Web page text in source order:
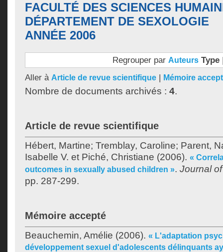
FACULTÉ DES SCIENCES
DÉPARTEMENT DE SEXOLOGIE
ANNÉE 2006
Regrouper par Auteurs Type
Aller à Article de revue scientifique | Mémoire
Nombre de documents archivés : 4.
Article de revue scientifique
Hébert, Martine; Tremblay, Caroline; Parent,
Isabelle V. et Piché, Christiane (2006). «
outcomes in sexually abused children ». Journal
pp. 287-299.
Mémoire accepté
Beauchemin, Amélie (2006). « L'adaptation
développement sexuel d'adolescents délinquants